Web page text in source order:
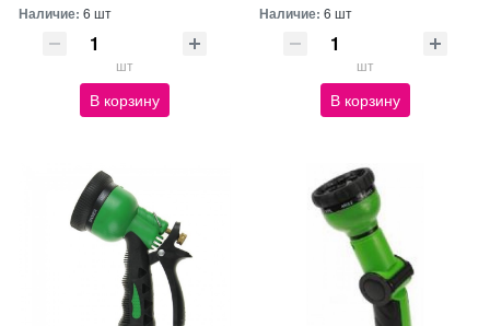
Наличие: 6 шт
шт
В корзину
Наличие: 6 шт
шт
В корзину